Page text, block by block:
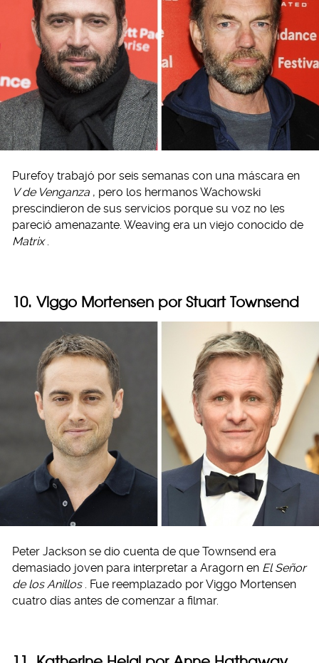
Purefoy trabajó por seis semanas con una máscara en
V de Venganza , pero los hermanos Wachowski
prescindieron de sus servicios porque su voz no les
pareció amenazante. Weaving era un viejo conocido de
Matrix
10. Viggo Mortensen por Stuart Townsend
Peter Jackson se dio cuenta de que Townsend era
demasiado joven para interpretar a Aragorn en El Señor
de los Anillos . Fue reemplazado por Viggo Mortensen
cuatro días antes de comenzar a filmar.